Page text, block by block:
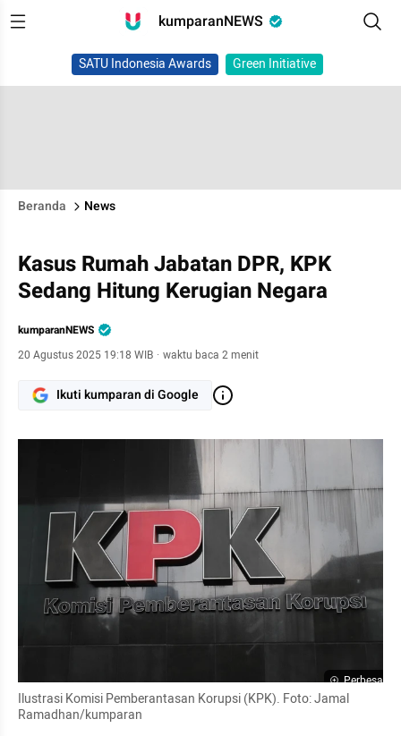
kumparanNEWS
SATU Indonesia Awards Green Initiative
Beranda News
Kasus Rumah Jabatan DPR, KPK
Sedang Hitung Kerugian Negara
kumparanNEWS
20 Agustus 2025 19:18 WIB · waktu baca 2 menit
Ikuti kumparan di Google
Perbesar
Ilustrasi Komisi Pemberantasan Korupsi (KPK). Foto: Jamal
Ramadhan/kumparan